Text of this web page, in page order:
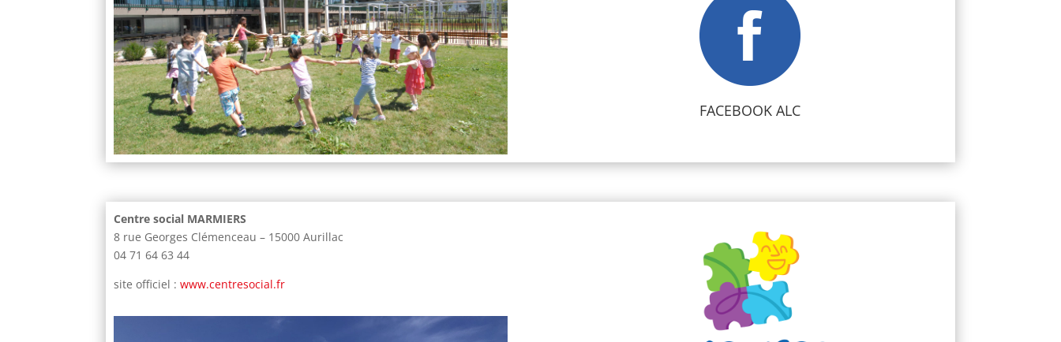
FACEBOOK ALC
Centre social MARMIERS
8 rue Georges Clémenceau – 15000 Aurillac
04 71 64 63 44
site officiel :www.centresocial.fr